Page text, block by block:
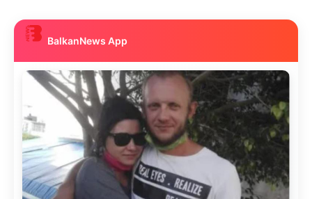
BalkanNews App